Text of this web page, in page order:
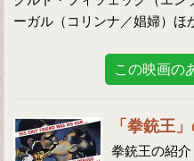
ーガル（コリンナ／娼婦）ほ
この映画の
「拳銃王
拳銃王の紹